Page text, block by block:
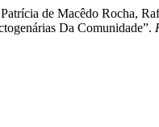
de Macêdo Rocha,
Da Comunidade”.